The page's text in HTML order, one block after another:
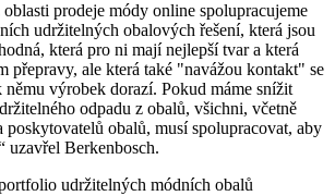
prodeje módy online spolupracujeme
udržitelných obalových řešení, která jsou
která pro ni mají nejlepší tvar a která
přepravy, ale která také "navážou kontakt" se
výrobek dorazí. Pokud máme snížit
odpadu z obalů, všichni, včetně
poskytovatelů obalů, musí spolupracovat, aby
uzavřel Berkenbosch.
udržitelných módních obalů